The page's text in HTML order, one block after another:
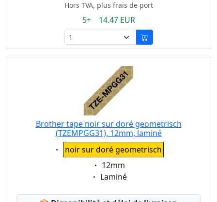
Hors TVA, plus frais de port
5+ 14.47 EUR
Brother tape noir sur doré geometrisch
(TZEMPGG31), 12mm, laminé
Eigenschaft:
noir sur doré geometrisch
Eigenschaft:
12mm
Eigenschaft:
Laminé